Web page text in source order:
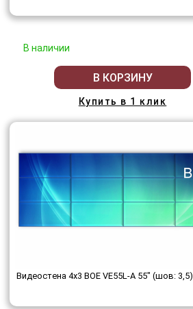
В наличии
В КОРЗИНУ
Купить в 1 клик
Видеостена 4x3 BOE VE55L-A 55" (шов: 3,5)